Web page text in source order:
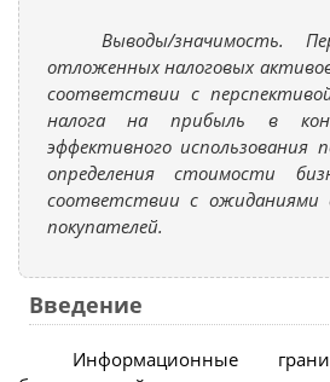
Выводы/значимость.
отложенных налоговых
соответствии с
налога на прибыль в
эффективного использования
определения стоимости
соответствии с ожиданиями
покупателей.
Введение
Информационные